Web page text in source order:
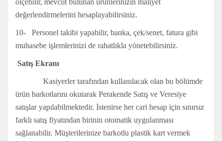
ölçebilir, mevcut bulunan ürünlerinizin maliyet
değerlendirmelerini hesaplayabilirsiniz.
10- Personel takibi yapabilir, banka, çek/senet, fatura gibi
muhasebe işlemlerinizi de rahatlıkla yönetebilirsiniz.
Satış Ekranı
Kasiyerler tarafından kullanılacak olan bu bölümde
ürün barkotlarını okutarak Perakende Satış ve Veresiye
satışlar yapılabilmektedir. İstenirse her cari hesap için sınırsız
farklı satış fiyatından birinin otomatik uygulanması
sağlanabilir. Müşterilerinize barkotlu plastik kart vermek